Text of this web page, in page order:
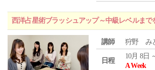
西洋占星術ブラッシュアップ～中級レベルま
講師 狩野 み
日程
10月 8日
A Week